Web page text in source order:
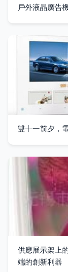
戶外液晶廣告
雙十一前夕，
供應展示架上
端的創新利器